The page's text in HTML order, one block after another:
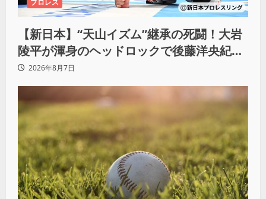
【新日本】“天山イズム”継承の死闘！大岩
陵平が渾身のヘッドロックで後藤洋央紀か
らタップ奪取 執念の「リベンジ＆4勝目」
2026年8月7日